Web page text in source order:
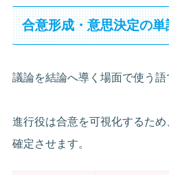
合意形成・意思決定の単
議論を結論へ導く場面で使う語
進行役は合意を可視化するた
確定させます。